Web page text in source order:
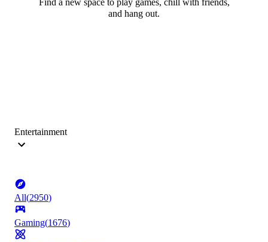
Find a new space to play games, chill with friends,
and hang out.
Entertainment
All(2950)
Gaming(1676)